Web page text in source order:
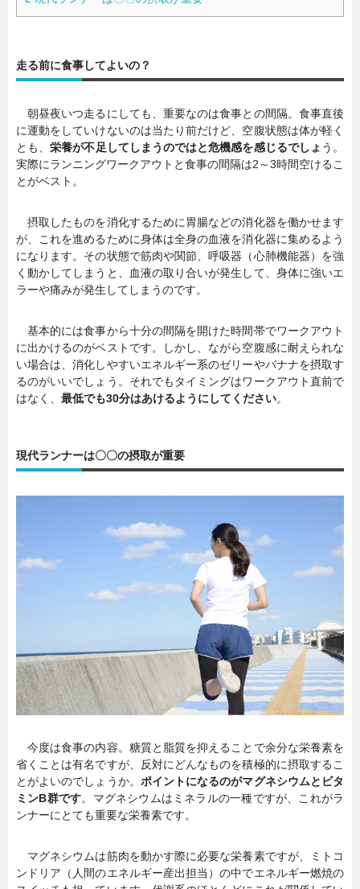
走る前に食事してよいの？
朝昼夜いつ走るにしても、重要なのは食事との間隔。食事直後
に運動をしていけないのは当たり前だけど、空腹状態は体が軽く
とも、栄養が不足してしまうのではと危機感を感じるでしょ う。
実際にランニングワークアウトと食事の間隔は2～3時間空けるこ
とがベスト。
摂取したものを消化するために胃腸などの消化器を働かせます
が、これを進めるために身体は全身の血液を消化器に集めるよう
になります。その状態で筋肉や関節、呼吸器（心肺機能器）を強
く動かしてしまうと、血液の取り合いが発生して、身体に強いエ
ラーや痛みが発生してしまうのです。
基本的には食事から十分の間隔を開けた時間帯でワークアウト
に出かけるのがベストです。しかし、ながら空腹感に耐えられな
い場合は、消化しやすいエネルギー系のゼリーやバナナを摂取す
るのがいいでしょう。それでもタイミングはワークアウト直前で
はなく、 最低でも30分はあけるようにしてください。
現代ランナーは〇〇の摂取が重要
今度は食事の内容。糖質と脂質を抑えることで余分な栄養素を
省くことは有名ですが、反対にどんなものを積極的に摂取するこ
とがよいのでしょうか。 ポイントになるのがマグネシウムとビタ
ミンB群です。マグネシウムはミネラルの一種ですが、これがラ
ンナーにとても重要な栄養素です。
マグネシウムは筋肉を動かす際に必要な栄養素ですが、ミトコ
ンドリア（人間のエネルギー産出担当）の中でエネルギー燃焼の